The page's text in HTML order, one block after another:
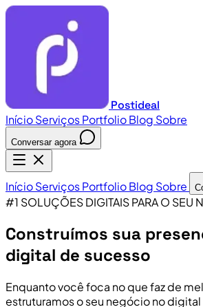
Postideal
InícioServiçosPortfolioBlog Sobre
Conversar agora
InícioServiçosPortfolioBlog Sobre
#1 SOLUÇÕES DIGITAIS PARA O SEU
Construímos sua
digital de sucesso
Enquanto você foca no que faz de
estruturamos o seu negócio no